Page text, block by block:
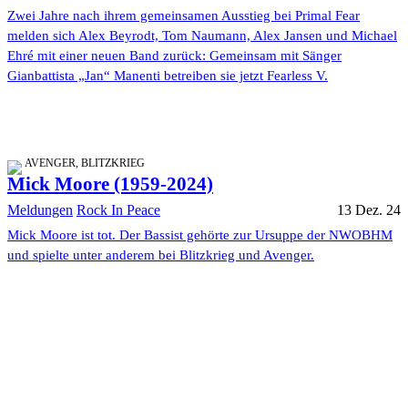
Zwei Jahre nach ihrem gemeinsamen Ausstieg bei Primal Fear
melden sich Alex Beyrodt, Tom Naumann, Alex Jansen und Michael
Ehré mit einer neuen Band zurück: Gemeinsam mit Sänger
Gianbattista „Jan“ Manenti betreiben sie jetzt Fearless V.
AVENGER, BLITZKRIEG
Mick Moore (1959-2024)
Meldungen Rock In Peace 13 Dez. 24
Mick Moore ist tot. Der Bassist gehörte zur Ursuppe der NWOBHM
und spielte unter anderem bei Blitzkrieg und Avenger.